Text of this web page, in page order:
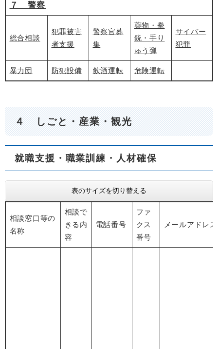
７ 警察
総合相談
犯罪被害
者支援
警察官募
集
薬物・拳
銃・手り
ゅう弾
サイバー
犯罪
暴力団 防犯設備 飲酒運転 危険運転
４ しごと・産業・観光
就職支援・職業訓練・人材確保
表のサイズを切り替える
相談窓口等の
名称
相談で
きる内
容
電話番号
ファ
クス
番号
メールアドレス